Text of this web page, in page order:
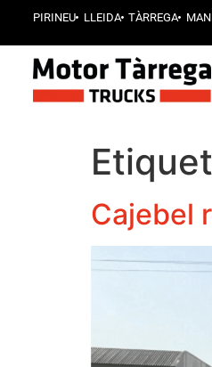
PIRINEU LLEIDA TÀRREGA
Cajebel